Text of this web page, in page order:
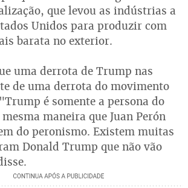
que levou as indústrias a
Unidos para produzir com
barata no exterior.
uma derrota de Trump nas
de uma derrota do movimento
é somente a persona do
maneira que Juan Perón
do peronismo. Existem muitas
Donald Trump que não vão